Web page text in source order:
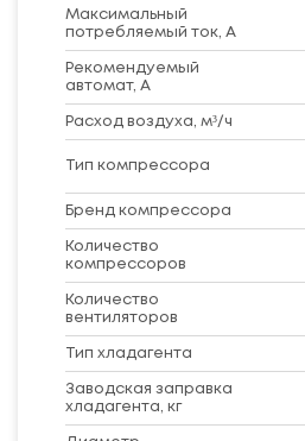
Максимальный
потребляемый ток, А
Рекомендуемый
автомат, А
Расход воздуха, м³/ч
Тип компрессора
Бренд компрессора
Количество
компрессоров
Количество
вентиляторов
Тип хладагента
Заводская заправка
хладагента, кг